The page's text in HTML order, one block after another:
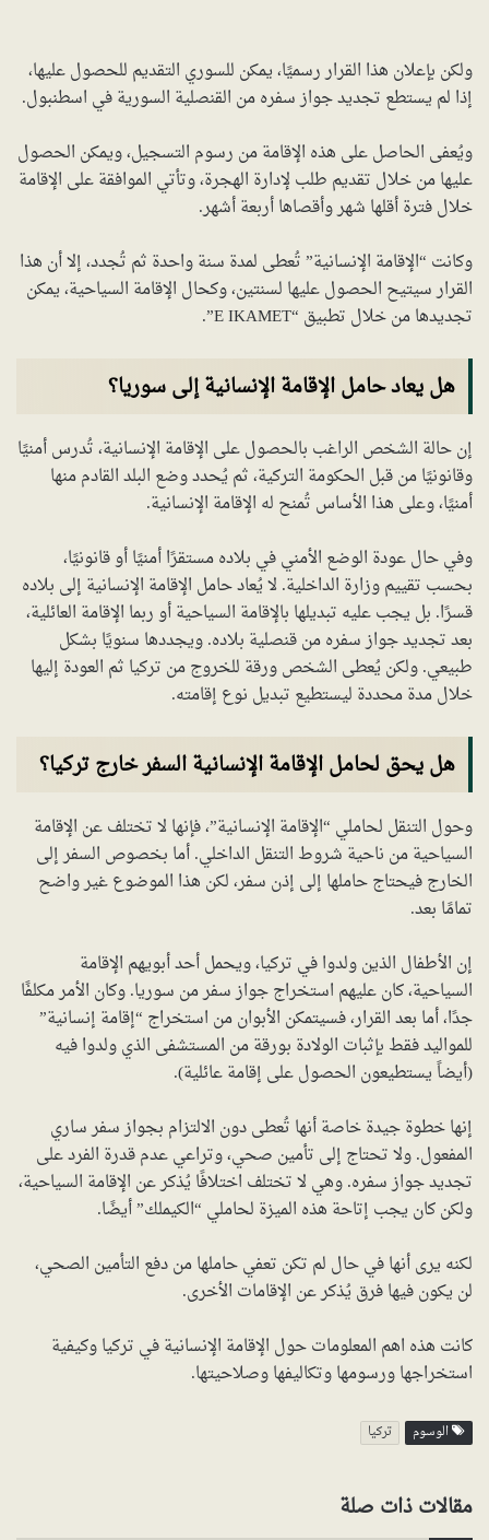
ولكن بإعلان هذا القرار رسميًا، يمكن للسوري التقديم للحصول عليها،
إذا لم يستطع تجديد جواز سفره من القنصلية السورية في اسطنبول.
ويُعفى الحاصل على هذه الإقامة من رسوم التسجيل، ويمكن الحصول
عليها من خلال تقديم طلب لإدارة الهجرة، وتأتي الموافقة على الإقامة
خلال فترة أقلها شهر وأقصاها أربعة أشهر.
وكانت “الإقامة الإنسانية” تُعطى لمدة سنة واحدة ثم تُجدد، إلا أن هذا
القرار سيتيح الحصول عليها لسنتين، وكحال الإقامة السياحية، يمكن
تجديدها من خلال تطبيق “E IKAMET”.
هل يعاد حامل الإقامة الإنسانية إلى سوريا؟
إن حالة الشخص الراغب بالحصول على الإقامة الإنسانية، تُدرس أمنيًا
وقانونيًا من قبل الحكومة التركية، ثم يُحدد وضع البلد القادم منها
أمنيًا، وعلى هذا الأساس تُمنح له الإقامة الإنسانية.
وفي حال عودة الوضع الأمني في بلاده مستقرًا أمنيًا أو قانونيًا،
بحسب تقييم وزارة الداخلية. لا يُعاد حامل الإقامة الإنسانية إلى بلاده
قسرًا. بل يجب عليه تبديلها بالإقامة السياحية أو ربما الإقامة العائلية،
بعد تجديد جواز سفره من قنصلية بلاده. ويجددها سنويًا بشكل
طبيعي. ولكن يُعطى الشخص ورقة للخروج من تركيا ثم العودة إليها
خلال مدة محددة ليستطيع تبديل نوع إقامته.
هل يحق لحامل الإقامة الإنسانية السفر خارج تركيا؟
وحول التنقل لحاملي “الإقامة الإنسانية”، فإنها لا تختلف عن الإقامة
السياحية من ناحية شروط التنقل الداخلي. أما بخصوص السفر إلى
الخارج فيحتاج حاملها إلى إذن سفر، لكن هذا الموضوع غير واضح
تمامًا بعد.
إن الأطفال الذين ولدوا في تركيا، ويحمل أحد أبويهم الإقامة
السياحية، كان عليهم استخراج جواز سفر من سوريا. وكان الأمر مكلفًا
جدًا، أما بعد القرار، فسيتمكن الأبوان من استخراج “إقامة إنسانية”
للمواليد فقط بإثبات الولادة بورقة من المستشفى الذي ولدوا فيه
(أيضاً يستطيعون الحصول على إقامة عائلية).
إنها خطوة جيدة خاصة أنها تُعطى دون الالتزام بجواز سفر ساري
المفعول. ولا تحتاج إلى تأمين صحي، وتراعي عدم قدرة الفرد على
تجديد جواز سفره. وهي لا تختلف اختلافًا يُذكر عن الإقامة السياحية،
ولكن كان يجب إتاحة هذه الميزة لحاملي “الكيملك” أيضًا.
لكنه يرى أنها في حال لم تكن تعفي حاملها من دفع التأمين الصحي،
لن يكون فيها فرق يُذكر عن الإقامات الأخرى.
كانت هذه اهم المعلومات حول الإقامة الإنسانية في تركيا وكيفية
استخراجها ورسومها وتكاليفها وصلاحيتها.
الوسوم تركيا
مقالات ذات صلة